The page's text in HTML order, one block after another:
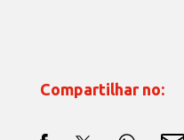
Compartilhar no: